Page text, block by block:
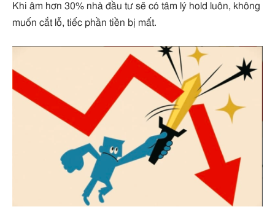
Khi âm hơn 30% nhà đầu tư sẽ có tâm lý hold luôn, không
muốn cắt lỗ, tiếc phần tiền bị mất.